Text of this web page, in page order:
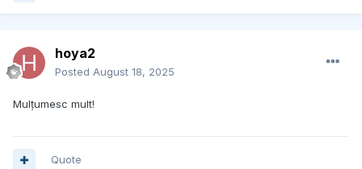
hoya2
Posted August 18, 2025
Mulțumesc mult!
Quote